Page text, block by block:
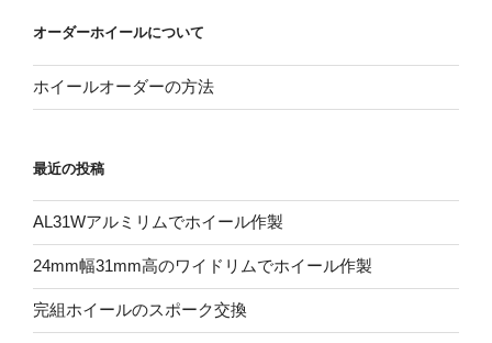
オーダーホイールについて
ホイールオーダーの方法
最近の投稿
AL31Wアルミリムでホイール作製
24mm幅31mm高のワイドリムでホイール作製
完組ホイールのスポーク交換